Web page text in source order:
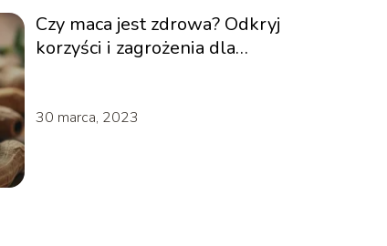
Czy maca jest zdrowa? Odkryj
korzyści i zagrożenia dla
30 marca, 2023